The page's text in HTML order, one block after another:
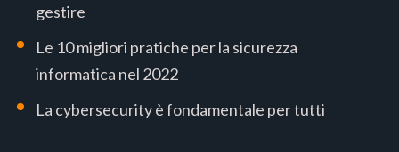
gestire
Le 10 migliori pratiche per la sicurezza
informatica nel 2022
La cybersecurity è fondamentale per tutti